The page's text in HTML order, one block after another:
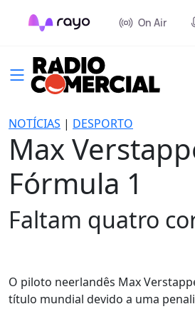
On Air
NOTÍCIAS | DESPORTO
Max
Fórmula 1
Faltam quatro
O piloto neerlandês Max
título mundial devido a uma